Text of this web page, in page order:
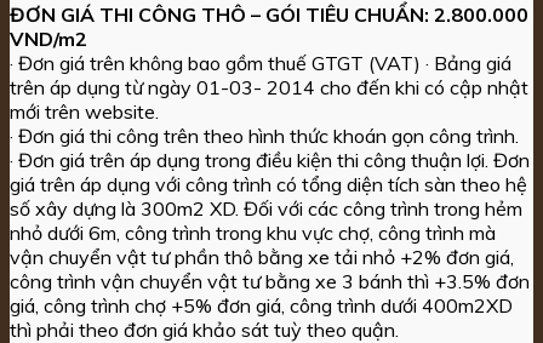
ĐƠN GIÁ THI CÔNG THÔ – GÓI TIÊU CHUẨN: 2.800.000
VND/m2
· Đơn giá trên không bao gồm thuế GTGT (VAT) · Bảng giá
trên áp dụng từ ngày 01-03- 2014 cho đến khi có cập nhật
mới trên website.
· Đơn giá thi công trên theo hình thức khoán gọn công trình.
· Đơn giá trên áp dụng trong điều kiện thi công thuận lợi. Đơn
giá trên áp dụng với công trình có tổng diện tích sàn theo hệ
số xây dựng là 300m2 XD. Đối với các công trình trong hẻm
nhỏ dưới 6m, công trình trong khu vực chợ, công trình mà
vận chuyển vật tư phần thô bằng xe tải nhỏ +2% đơn giá,
công trình vận chuyển vật tư bằng xe 3 bánh thì +3.5% đơn
giá, công trình chợ +5% đơn giá, công trình dưới 400m2XD
thì phải theo đơn giá khảo sát tuỳ theo quận.